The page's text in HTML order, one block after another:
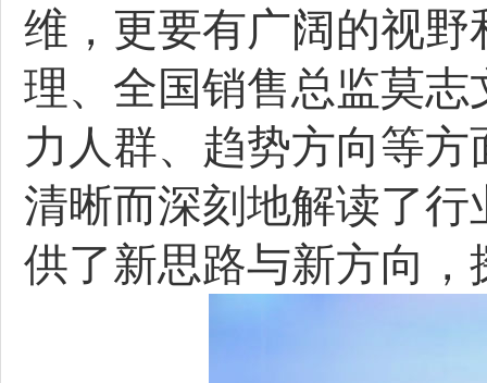
维，更要有广阔的视
理、全国销售总监莫
力人群、趋势方向等
清晰而深刻地解读了
供了新思路与新方向